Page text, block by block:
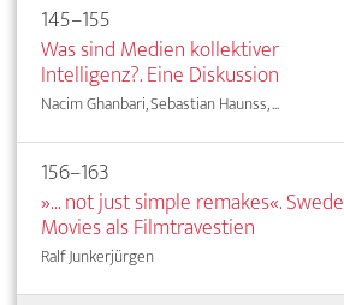
145–155
Was sind Medien kollektiver
Intelligenz?. Eine Diskussion
Nacim Ghanbari, Sebastian Haunss, ...
156–163
»... not just simple remakes«.
Movies als Filmtravestien
Ralf Junkerjürgen